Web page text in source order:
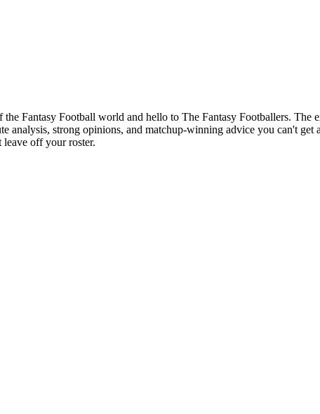
the Fantasy Football world and hello to The Fantasy Footballers.
strong opinions, and matchup-winning advice you can't
off your roster.